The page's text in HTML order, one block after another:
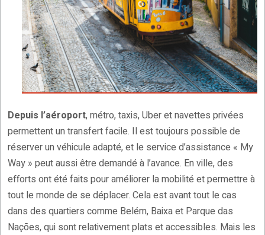
Depuis l’aéroport, métro, taxis, Uber et navettes privées
permettent un transfert facile. Il est toujours possible de
réserver un véhicule adapté, et le service d’assistance « My
Way » peut aussi être demandé à l’avance. En ville, des
efforts ont été faits pour améliorer la mobilité et permettre à
tout le monde de se déplacer. Cela est avant tout le cas
dans des quartiers comme Belém, Baixa et Parque das
Nações, qui sont relativement plats et accessibles. Mais les